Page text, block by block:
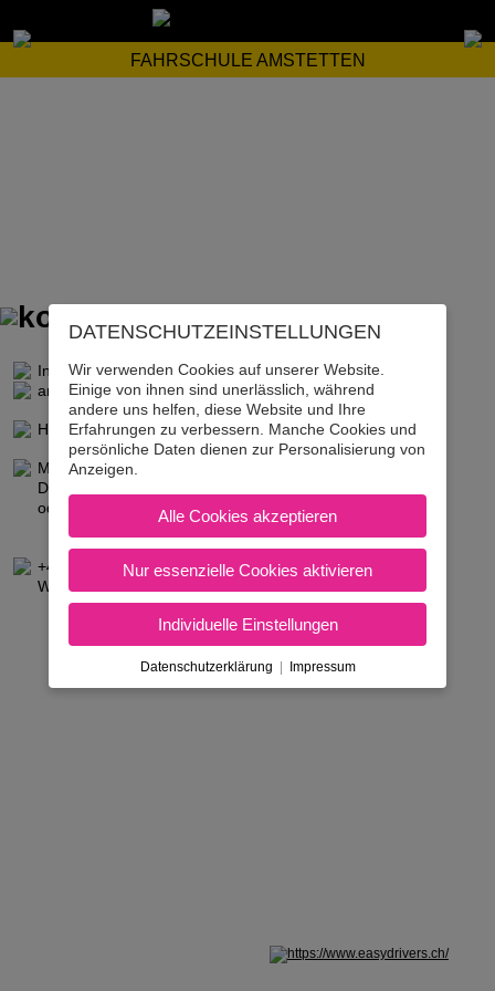
FAHRSCHULE AMSTETTEN
Ing. Mag. Werner Khayll
amstetten@drivezone.at
Hauptplatz 26, 3300 Amstetten
Mo, Di, Mi, Fr von 09:00-12:00 und 13:00 -17:00 Uhr
Donnerstag von 13:00-17:00 Uhr
oder nach vorheriger Terminvereinbarung
+43 7472 23 531
WhatsApp für Textnachrichten:
DATENSCHUTZ­EINSTELLUNGEN
Wir verwenden Cookies auf unserer Website.
Einige von ihnen sind unerlässlich, während
andere uns helfen, diese Website und Ihre
Erfahrungen zu verbessern. Manche Cookies und
persönliche Daten dienen zur Personalisierung von
Anzeigen.
Alle Cookies akzeptieren
Nur essenzielle Cookies aktivieren
Individuelle Einstellungen
Datenschutzerklärung | Impressum